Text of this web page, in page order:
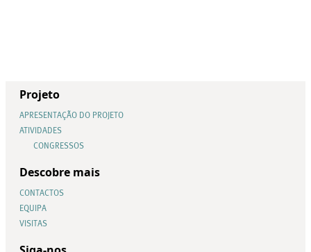
Projeto
APRESENTAÇÃO DO PROJETO
ATIVIDADES
CONGRESSOS
Descobre mais
CONTACTOS
EQUIPA
VISITAS